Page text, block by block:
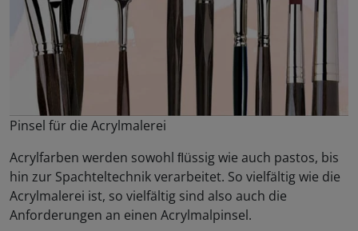
Pinsel für die Acrylmalerei
Acrylfarben werden sowohl ﬂüssig wie auch pastos, bis
hin zur Spachteltechnik verarbeitet. So vielfältig wie die
Acrylmalerei ist, so vielfältig sind also auch die
Anforderungen an einen Acrylmalpinsel.